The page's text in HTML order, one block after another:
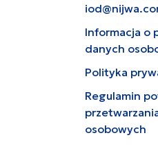
Informacja o
danych
Polityka
Regulamin
osobowych